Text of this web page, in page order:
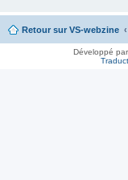
Retour sur VS-webzine
Développé par